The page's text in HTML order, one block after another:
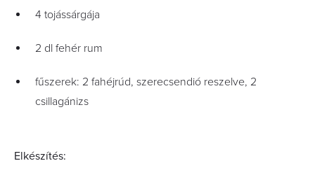
4 tojássárgája
2 dl fehér rum
fűszerek: 2 fahéjrúd, szerecsendió reszelve, 2
csillagánizs
Elkészítés: